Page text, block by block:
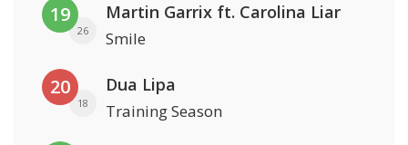
19
26
Martin Garrix ft. Carolina Liar
Smile
20
18
Dua Lipa
Training Season